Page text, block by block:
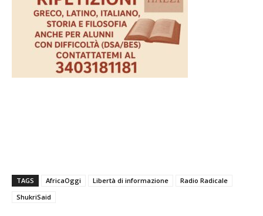
TAGS AfricaOggi Libertà di informazione
Radio Radicale
ShukriSaid